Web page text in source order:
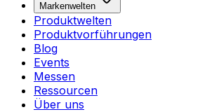
Markenwelten
Produktwelten
Produktvorführungen
Blog
Events
Messen
Ressourcen
Über uns